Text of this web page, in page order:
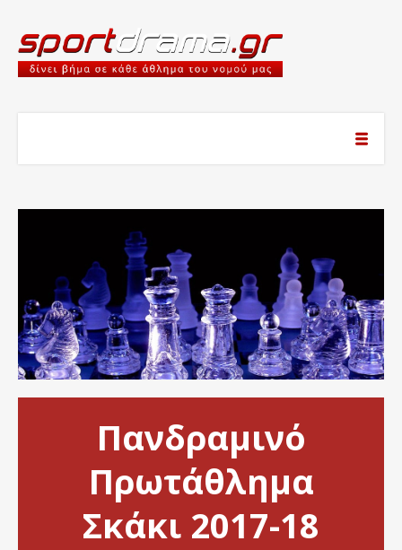
Πανδραμινό
Πρωτάθλημα
Σκάκι 2017-18